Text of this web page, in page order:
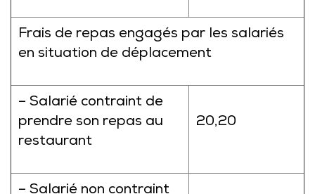
Frais de repas engagés par les salariés
en situation de déplacement
– Salarié contraint de
prendre son repas au
restaurant
20,20
– Salarié non contraint